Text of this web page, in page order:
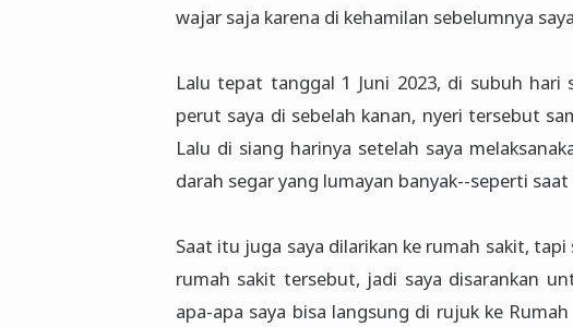
wajar saja karena di kehamilan sebelumnya
Lalu tepat tanggal 1 Juni 2023, di subuh hari
perut saya di sebelah kanan, nyeri tersebut
Lalu di siang harinya setelah saya
darah segar yang lumayan banyak--seperti
Saat itu juga saya dilarikan ke rumah sakit,
rumah sakit tersebut, jadi saya disarankan
apa-apa saya bisa langsung di rujuk ke